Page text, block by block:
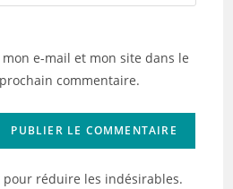
e-mail et mon site dans le
commentaire.
pour réduire les indésirables.